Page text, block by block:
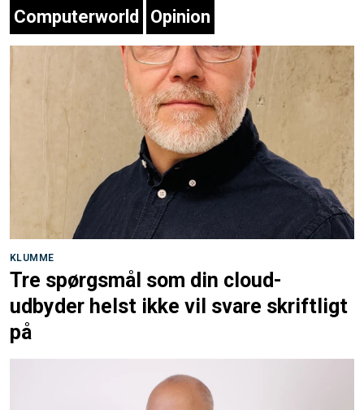
Computerworld Opinion
KLUMME
Tre spørgsmål som din cloud-
udbyder helst ikke vil svare skriftligt
på